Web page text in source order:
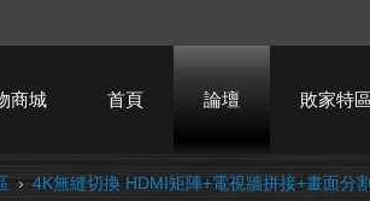
商城 首頁 論壇 敗家特區
› 4K無縫切換 HDMI矩陣+電視牆拼接+畫面分